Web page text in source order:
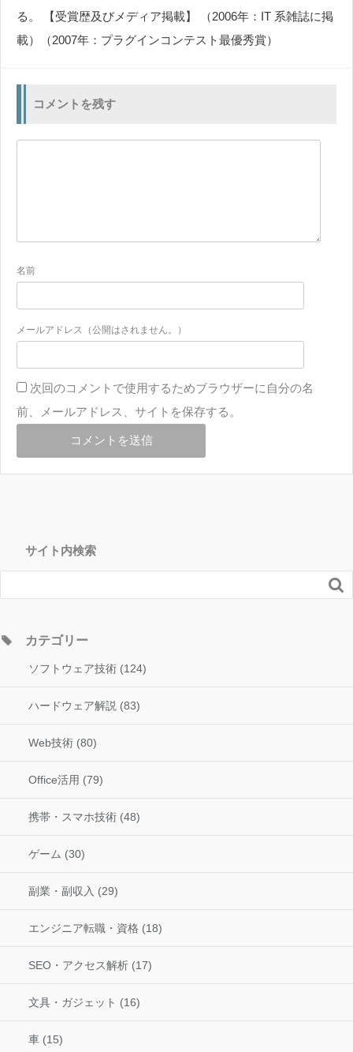
る。 【受賞歴及びメディア掲載】 （2006年：IT 系雑誌に掲
載）（2007年：プラグインコンテスト最優秀賞）
コメントを残す
名前
メールアドレス（公開はされません。）
次回のコメントで使用するためブラウザーに自分の名
前、メールアドレス、サイトを保存する。
サイト内検索

カテゴリー
ソフトウェア技術 (124)
ハードウェア解説 (83)
Web技術 (80)
Office活用 (79)
携帯・スマホ技術 (48)
ゲーム (30)
副業・副収入 (29)
エンジニア転職・資格 (18)
SEO・アクセス解析 (17)
文具・ガジェット (16)
車 (15)